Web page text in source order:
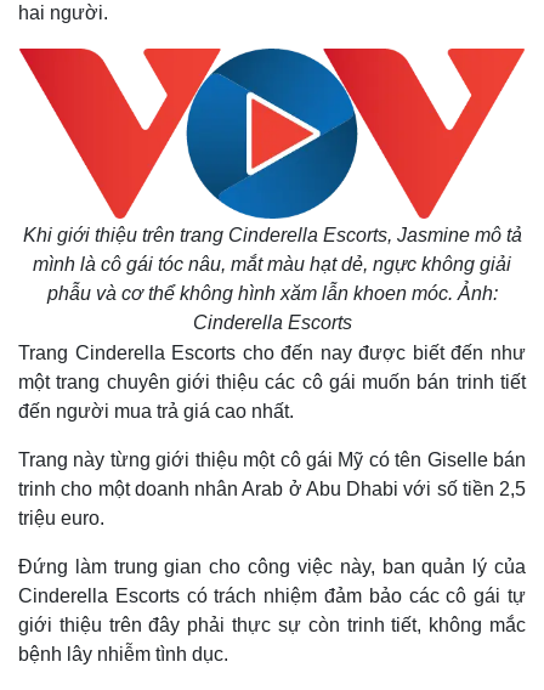
Quan sát
Hồ sơ
E-Magazine
Infographic
hai người.
Khi giới thiệu trên trang Cinderella Escorts, Jasmine mô tả
mình là cô gái tóc nâu, mắt màu hạt dẻ, ngực không giải
phẫu và cơ thể không hình xăm lẫn khoen móc. Ảnh:
Cinderella Escorts
Trang Cinderella Escorts cho đến nay được biết đến như
một trang chuyên giới thiệu các cô gái muốn bán trinh tiết
đến người mua trả giá cao nhất.
Trang này từng giới thiệu một cô gái Mỹ có tên Giselle bán
trinh cho một doanh nhân Arab ở Abu Dhabi với số tiền 2,5
triệu euro.
Đứng làm trung gian cho công việc này, ban quản lý của
Cinderella Escorts có trách nhiệm đảm bảo các cô gái tự
giới thiệu trên đây phải thực sự còn trinh tiết, không mắc
bệnh lây nhiễm tình dục.